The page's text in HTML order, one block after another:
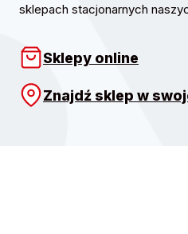
sklepach stacjonarnych
Sklepy online
Znajdź sklep w